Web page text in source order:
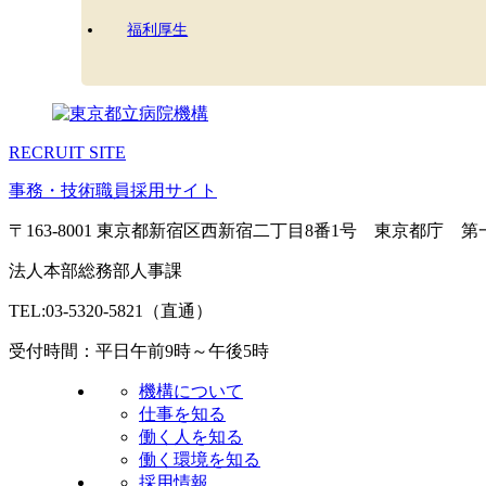
福利厚生
RECRUIT SITE
事務・技術職員採用サイト
〒163-8001 東京都新宿区西新宿二丁目8番1号 東京都庁 第
法人本部総務部人事課
TEL:03-5320-5821（直通）
受付時間：平日午前9時～午後5時
機構について
仕事を知る
働く人を知る
働く環境を知る
採用情報